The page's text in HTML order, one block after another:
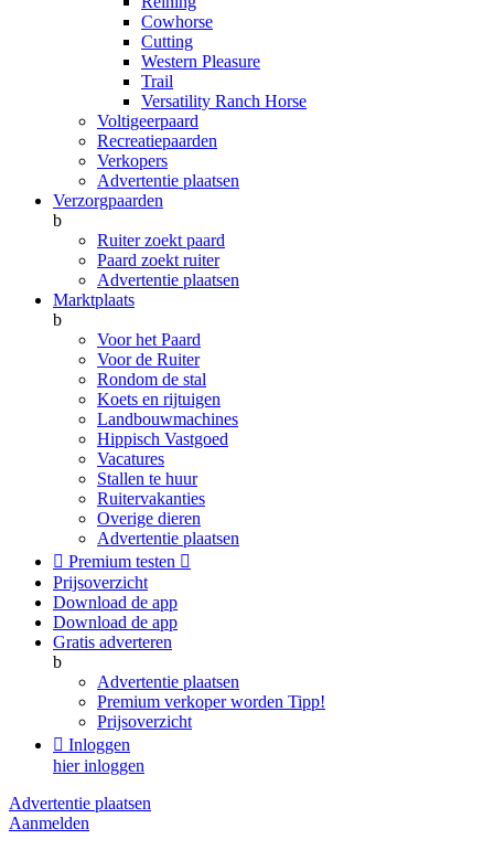
Cowhorse
Cutting
Western Pleasure
Trail
Versatility Ranch Horse
Voltigeerpaard
Recreatiepaarden
Verkopers
Advertentie plaatsen
Verzorgpaarden
b
Ruiter zoekt paard
Paard zoekt ruiter
Advertentie plaatsen
Marktplaats
b
Voor het Paard
Voor de Ruiter
Rondom de stal
Koets en rijtuigen
Landbouwmachines
Hippisch Vastgoed
Vacatures
Stallen te huur
Ruitervakanties
Overige dieren
Advertentie plaatsen
 Premium testen 
Prijsoverzicht
Download de app
Download de app
Gratis adverteren
b
Advertentie plaatsen
Premium verkoper worden Tipp!
Prijsoverzicht
 Inloggen
hier inloggen
Advertentie plaatsen
Aanmelden